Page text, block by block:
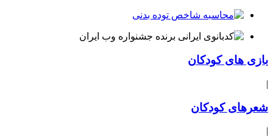
بازی های کودکان
|
شعرهای کودکان
|